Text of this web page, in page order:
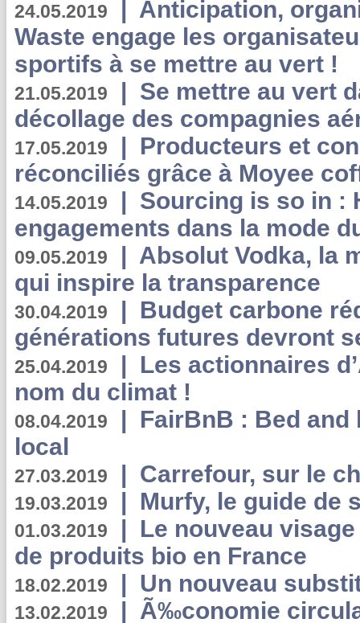
24.05.2019
Anticipation,
Waste engage les
sportifs à se mettre au vert !
21.05.2019 | Se mettre au vert
décollage des compagnies
17.05.2019 | Producteurs et
réconciliés grâce à Moyee
14.05.2019 | Sourcing is so in :
engagements dans la mode
09.05.2019 | Absolut Vodka, la
qui inspire la transparence
30.04.2019 | Budget carbone
générations futures devront
25.04.2019 | Les actionnaires
nom du climat !
08.04.2019 | FairBnB : Bed
local
27.03.2019 | Carrefour, sur le
19.03.2019 | Murfy, le guide de
01.03.2019 | Le nouveau
de produits bio en France
18.02.2019 | Un nouveau
13.02.2019 | Ã‰conomie